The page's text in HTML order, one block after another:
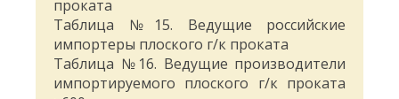
проката
Таблица №15. Ведущие российские
импортеры плоского г/к проката
Таблица №16. Ведущие производители
импортируемого плоского г/к проката